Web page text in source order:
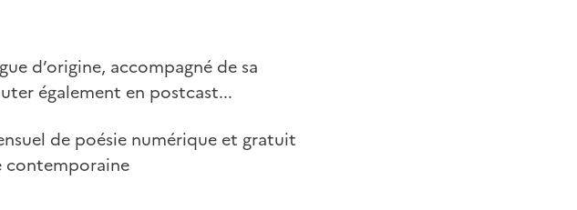
d’origine, accompagné de sa
également en postcast...
de poésie numérique et gratuit
contemporaine